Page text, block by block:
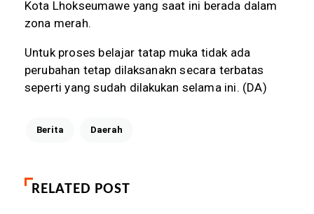
Kota Lhokseumawe yang saat ini berada dalam
zona merah.
Untuk proses belajar tatap muka tidak ada
perubahan tetap dilaksanakn secara terbatas
seperti yang sudah dilakukan selama ini. (DA)
Berita Daerah
RELATED POST